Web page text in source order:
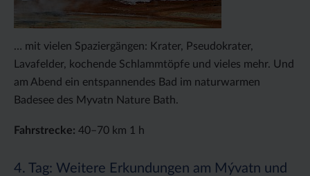
… mit vielen Spaziergängen: Krater, Pseudokrater,
Lavafelder, kochende Schlammtöpfe und vieles mehr. Und
am Abend ein entspannendes Bad im naturwarmen
Badesee des Myvatn Nature Bath.
Fahrstrecke: 40–70 km 1 h
4. Tag: Weitere Erkundungen am Mývatn und